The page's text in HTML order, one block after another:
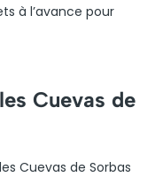
à l’avance pour
Cuevas de
Cuevas de Sorbas